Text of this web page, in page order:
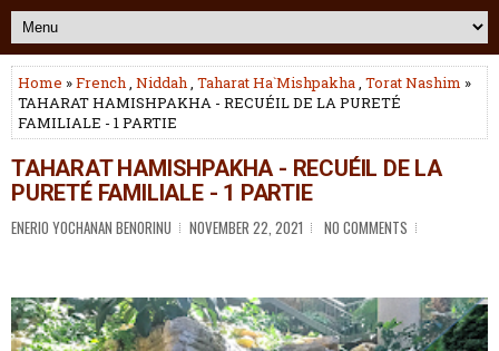
Home »French, Niddah, Taharat Ha`Mishpakha, Torat Nashim »
TAHARAT HAMISHPAKHA - RECUÉIL DE LA PURETÉ
FAMILIALE - 1 PARTIE
TAHARAT HAMISHPAKHA - RECUÉIL DE LA
PURETÉ FAMILIALE - 1 PARTIE
ENERIO YOCHANAN BENORINU NOVEMBER 22, 2021 NO COMMENTS